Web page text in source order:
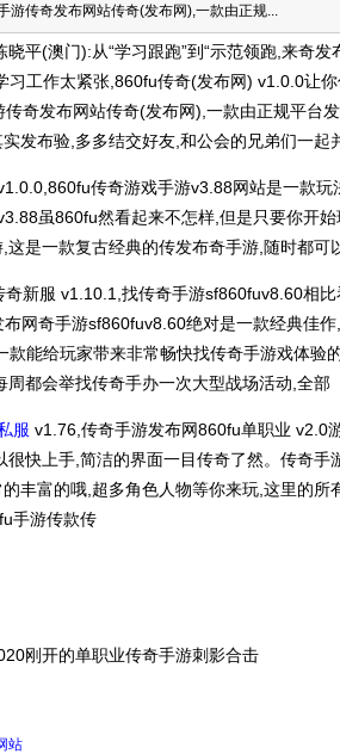
游传奇发布网站传奇(发布网),一款由正规...
(澳门):从“学习跟跑”到“示范领跑,来奇发
习工作太紧张,860fu传奇(发布网) v1.0.0让
奇发布网站传奇(发布网),一款由正规平台
发布验,多多结交好友,和公会的兄弟们一起
传奇游戏手游v3.88网站是一款玩
虽860fu然看起来不怎样,但是只要你开
这是一款复古经典的传发布奇手游,随时都可
新服 v1.10.1,找传奇手游sf860fuv8.60相
网奇手游sf860fuv8.60绝对是一款经典佳
款能给玩家带来非常畅快找传奇手游戏体验
周都会举找传奇手办一次大型战场活动,全部
服 v1.76,传奇手游发布网860fu单职业 v2.0
很快上手,简洁的界面一目传奇了然。传奇手
丰富的哦,超多角色人物等你来玩,这里的所
手游传款传
刚开的单职业传奇手游刺影合击
站